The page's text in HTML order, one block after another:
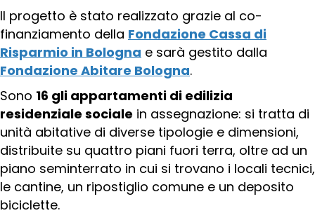
Il progetto è stato realizzato grazie al co-
finanziamento della Fondazione Cassa di
Risparmio in Bologna e sarà gestito dalla
Fondazione Abitare Bologna.
Sono 16 gli appartamenti di edilizia
residenziale sociale in assegnazione: si tratta di
unità abitative di diverse tipologie e dimensioni,
distribuite su quattro piani fuori terra, oltre ad un
piano seminterrato in cui si trovano i locali tecnici,
le cantine, un ripostiglio comune e un deposito
biciclette.